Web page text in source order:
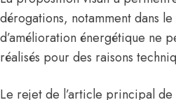
dérogations, notamment dans
d’amélioration énergétique ne
réalisés pour des raisons
Le rejet de l’article principal